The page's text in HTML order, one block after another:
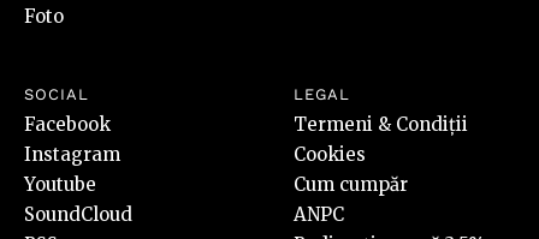
Foto
SOCIAL
Facebook
Instagram
Youtube
SoundCloud
LEGAL
Termeni & Condiții
Cookies
Cum cumpăr
ANPC